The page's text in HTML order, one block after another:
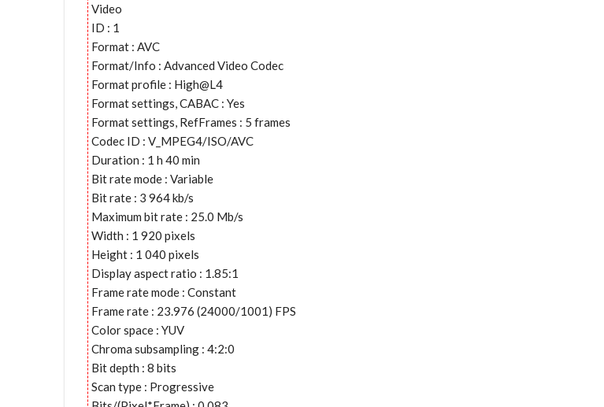
Video
ID : 1
Format : AVC
Format/Info : Advanced Video Codec
Format profile : High@L4
Format settings, CABAC : Yes
Format settings, RefFrames : 5 frames
Codec ID : V_MPEG4/ISO/AVC
Duration : 1 h 40 min
Bit rate mode : Variable
Bit rate : 3 964 kb/s
Maximum bit rate : 25.0 Mb/s
Width : 1 920 pixels
Height : 1 040 pixels
Display aspect ratio : 1.85:1
Frame rate mode : Constant
Frame rate : 23.976 (24000/1001) FPS
Color space : YUV
Chroma subsampling : 4:2:0
Bit depth : 8 bits
Scan type : Progressive